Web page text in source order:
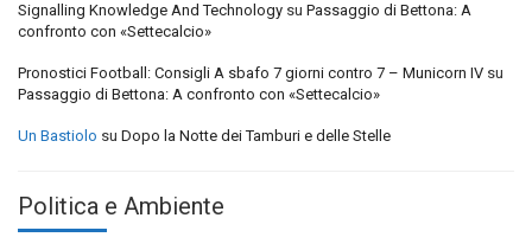
Signalling Knowledge And Technology su Passaggio di Bettona: A
confronto con «Settecalcio»
Pronostici Football: Consigli A sbafo 7 giorni contro 7 – Municorn IV su
Passaggio di Bettona: A confronto con «Settecalcio»
Un Bastiolo su Dopo la Notte dei Tamburi e delle Stelle
Politica e Ambiente